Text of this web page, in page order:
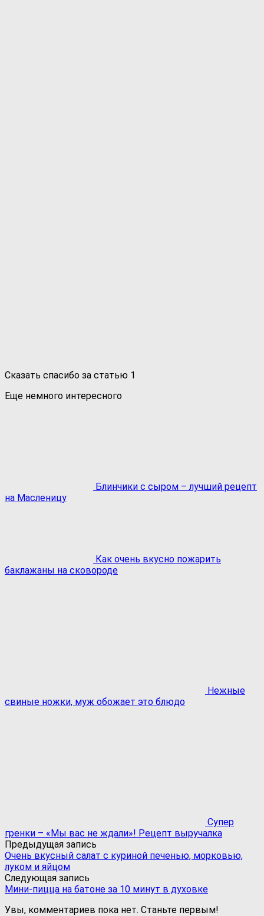
Сказать спасибо за статью 1
Еще немного интересного
Блинчики с сыром – лучший рецепт
на Масленицу
Как очень вкусно пожарить
баклажаны на сковороде
Нежные
свиные ножки, муж обожает это блюдо
Супер
гренки – «Мы вас не ждали»! Рецепт выручалка
Предыдущая запись
Очень вкусный салат с куриной печенью, морковью,
луком и яйцом
Следующая запись
Мини-пицца на батоне за 10 минут в духовке
Увы, комментариев пока нет. Станьте первым!